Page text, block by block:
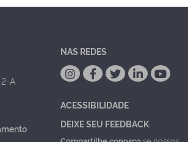
A
NAS REDES
ACESSIBILIDADE
DEIXE SEU FEEDBACK